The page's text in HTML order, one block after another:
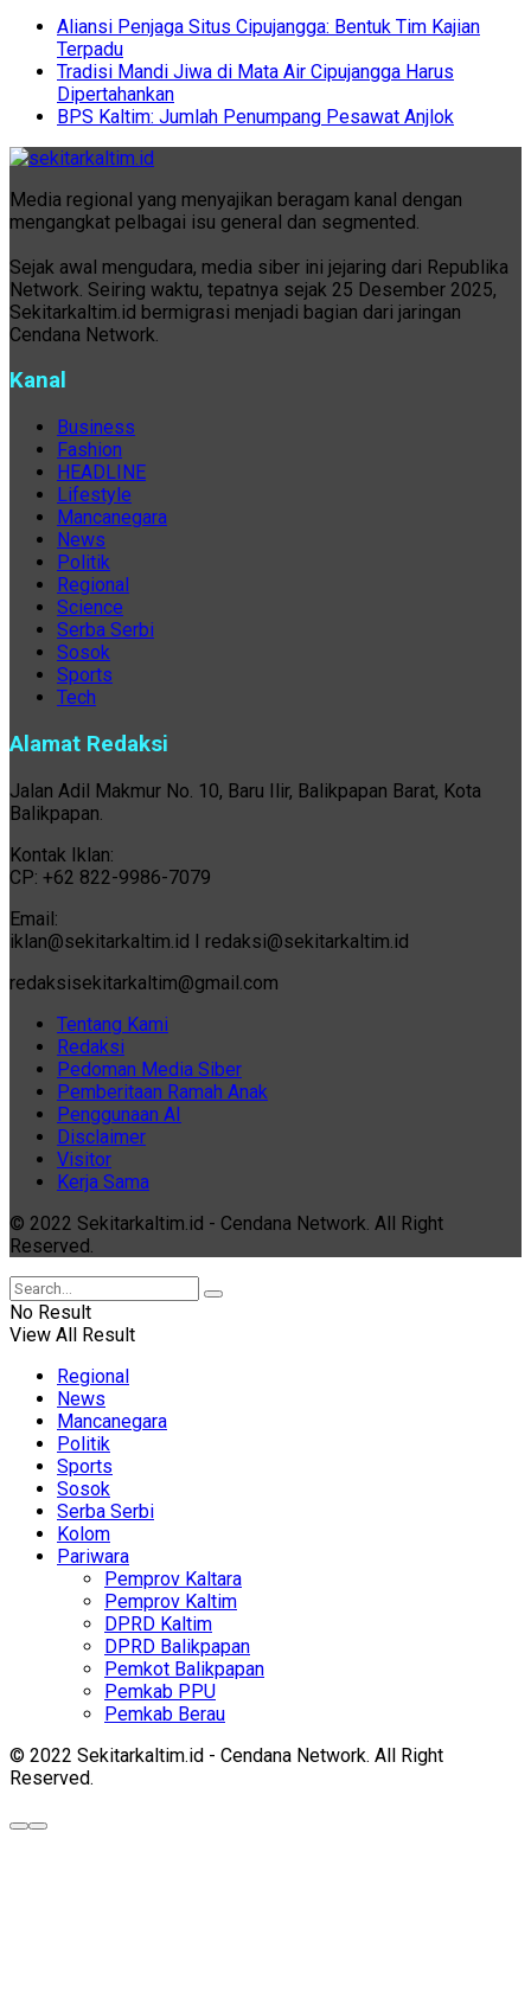
Aliansi Penjaga Situs Cipujangga: Bentuk Tim Kajian
Terpadu
Tradisi Mandi Jiwa di Mata Air Cipujangga Harus
Dipertahankan
BPS Kaltim: Jumlah Penumpang Pesawat Anjlok
Media regional yang menyajikan beragam kanal dengan
mengangkat pelbagai isu general dan segmented.
Sejak awal mengudara, media siber ini jejaring dari Republika
Network. Seiring waktu, tepatnya sejak 25 Desember 2025,
Sekitarkaltim.id bermigrasi menjadi bagian dari jaringan
Cendana Network.
Kanal
Business
Fashion
HEADLINE
Lifestyle
Mancanegara
News
Politik
Regional
Science
Serba Serbi
Sosok
Sports
Tech
Alamat Redaksi
Jalan Adil Makmur No. 10, Baru Ilir, Balikpapan Barat, Kota
Balikpapan.
Kontak Iklan:
CP: +62 822-9986-7079
Email:
iklan@sekitarkaltim.id I redaksi@sekitarkaltim.id
redaksisekitarkaltim@gmail.com
Tentang Kami
Redaksi
Pedoman Media Siber
Pemberitaan Ramah Anak
Penggunaan AI
Disclaimer
Visitor
Kerja Sama
© 2022 Sekitarkaltim.id - Cendana Network. All Right
Reserved.
No Result
View All Result
Regional
News
Mancanegara
Politik
Sports
Sosok
Serba Serbi
Kolom
Pariwara
Pemprov Kaltara
Pemprov Kaltim
DPRD Kaltim
DPRD Balikpapan
Pemkot Balikpapan
Pemkab PPU
Pemkab Berau
© 2022 Sekitarkaltim.id - Cendana Network. All Right
Reserved.